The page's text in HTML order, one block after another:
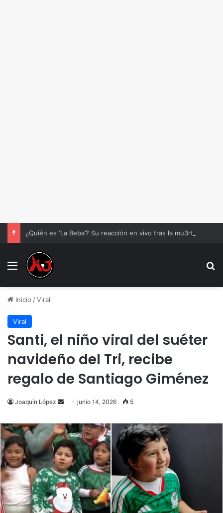
Menu
Inicio /Viral
Viral
Santi, el niño viral del suéter
navideño del Tri, recibe
regalo de Santiago Giménez
Joaquín López
Send
email
junio 14, 2026 5